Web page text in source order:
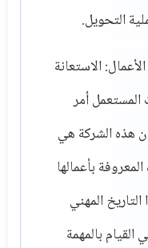
التحويل.
الاستعانة
أمر
هذه الشركة هي
بأعمالها
المهني
بالمهمة